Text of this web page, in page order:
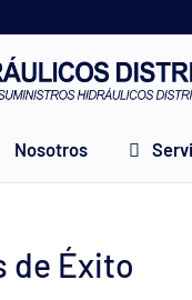
Nosotros
de Éxito